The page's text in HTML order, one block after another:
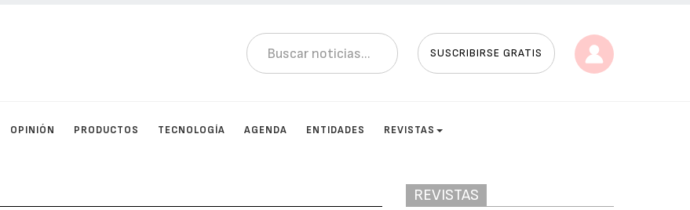
SUSCRIBIRSE GRATIS
OPINIÓN PRODUCTOS TECNOLOGÍA AGENDA ENTIDADES REVISTAS
REVISTAS